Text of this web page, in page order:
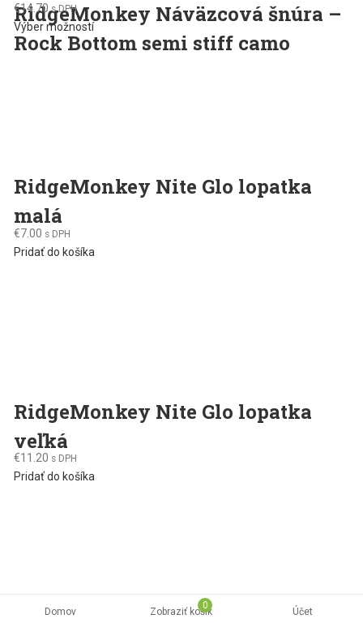
Domov
0
Zobraziť košík Účet
has
multiple
variants.
product
RidgeMonkey Náväzcová šnúra –
Rock Bottom semi stiff camo
€14.70 s DPH
Výber možnostíThis
product
chosen
product
RidgeMonkey Nite Glo lopatka
malá
€7.00 s DPH
Pridať do košíka
RidgeMonkey Nite Glo lopatka
veľká
€11.20 s DPH
Pridať do košíka